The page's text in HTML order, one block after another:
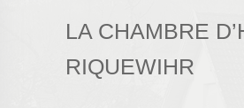
LA CHAMBRE
RIQUEWIHR